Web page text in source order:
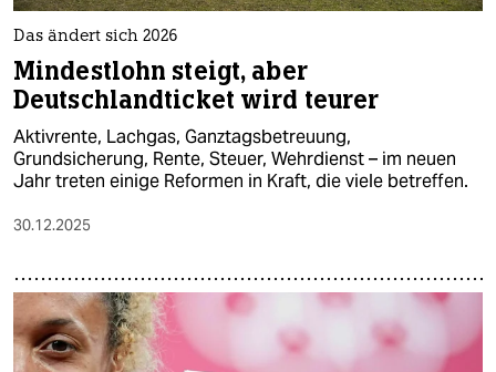
Das ändert sich 2026
Mindestlohn steigt, aber
Deutschlandticket wird teurer
Aktivrente, Lachgas, Ganztagsbetreuung,
Grundsicherung, Rente, Steuer, Wehrdienst – im neuen
Jahr treten einige Reformen in Kraft, die viele betreffen.
30.12.2025